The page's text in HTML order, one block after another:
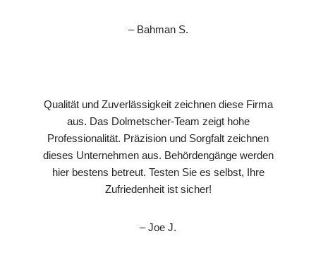
– Bahman S.
Qualität und Zuverlässigkeit zeichnen diese Firma
aus. Das Dolmetscher-Team zeigt hohe
Professionalität. Präzision und Sorgfalt zeichnen
dieses Unternehmen aus. Behördengänge werden
hier bestens betreut. Testen Sie es selbst, Ihre
Zufriedenheit ist sicher!
– Joe J.